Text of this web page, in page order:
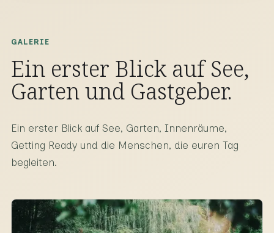
GALERIE
Ein erster Blick auf See,
Garten und Gastgeber.
Ein erster Blick auf See, Garten, Innenräume,
Getting Ready und die Menschen, die euren Tag
begleiten.